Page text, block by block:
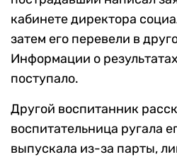
кабинете директора
затем его перевели в
Информации о
поступало.
Другой воспитанник
воспитательница ругала
выпускала из-за парты,